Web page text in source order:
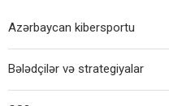
Azərbaycan kibersportu
Bələdçilər və strategiyalar